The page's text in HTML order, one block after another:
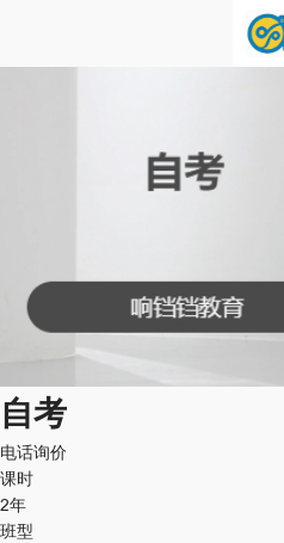
自考
电话询价
课时
2年
班型